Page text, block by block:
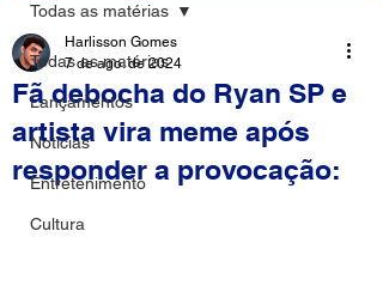
Todas as matérias
Lançamentos
Notícias
Entretenimento
Cultura
Todas as matérias
Fã debocha do Ryan SP e
artista vira meme após
responder a provocação:
Harlisson Gomes
7 de ago. de 2024